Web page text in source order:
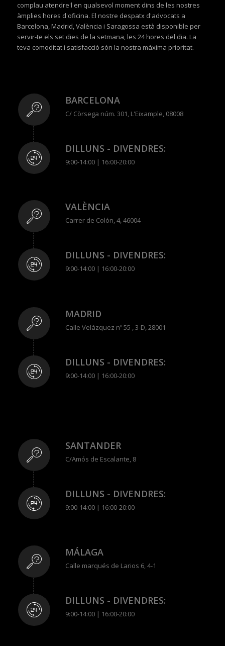
complau atendre'l en qualsevol moment dins de les nostres
àmplies hores d'oficina. El nostre despatx d'advocats a
Barcelona, Madrid, València i Saragossa està disponible per
servir-te els set dies de la setmana, les 24 hores del dia. La
teva comoditat i satisfacció són la nostra màxima prioritat.
BARCELONA
C/ Còrsega núm. 301, L'Eixample, 08008
DILLUNS - DIVENDRES:
9:00-14:00 | 16:00-20:00
VALÈNCIA
Carrer de Colón, 4, 46004
DILLUNS - DIVENDRES:
9:00-14:00 | 16:00-20:00
MADRID
Calle Velázquez nº 55 , 3-D, 28001
DILLUNS - DIVENDRES:
9:00-14:00 | 16:00-20:00
SANTANDER
C/Amós de Escalante, 8
DILLUNS - DIVENDRES:
9:00-14:00 | 16:00-20:00
MÁLAGA
Calle marqués de Larios 6, 4-1
DILLUNS - DIVENDRES:
9:00-14:00 | 16:00-20:00